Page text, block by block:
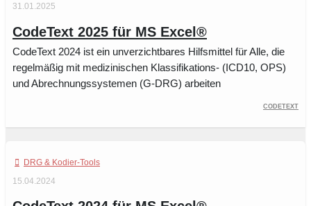
31.01.2025
CodeText 2025 für MS Excel®
CodeText 2024 ist ein unverzichtbares Hilfsmittel für Alle, die
regelmäßig mit medizinischen Klassifikations- (ICD10, OPS)
und Abrechnungssystemen (G-DRG) arbeiten
CodeText
DRG & Kodier-Tools
15.04.2024